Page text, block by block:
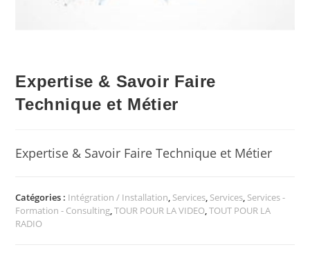
Expertise & Savoir Faire
Technique et Métier
Expertise & Savoir Faire Technique et Métier
Catégories : Intégration / Installation, Services, Services, Services -
Formation - Consulting,TOUR POUR LA VIDEO,TOUT POUR LA
RADIO